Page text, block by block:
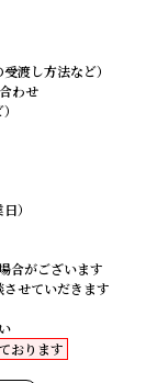
渡し方法など）
わせ
）
合がございます
せていだきます
おります